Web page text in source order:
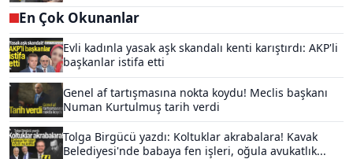
En Çok Okunanlar
Evli kadınla yasak aşk skandalı kenti karıştırdı: AKP'li
başkanlar istifa etti
Genel af tartışmasına nokta koydu! Meclis başkanı
Numan Kurtulmuş tarih verdi
Tolga Birgücü yazdı: Koltuklar akrabalara! Kavak
Belediyesi'nde babaya fen işleri, oğula avukatlık...